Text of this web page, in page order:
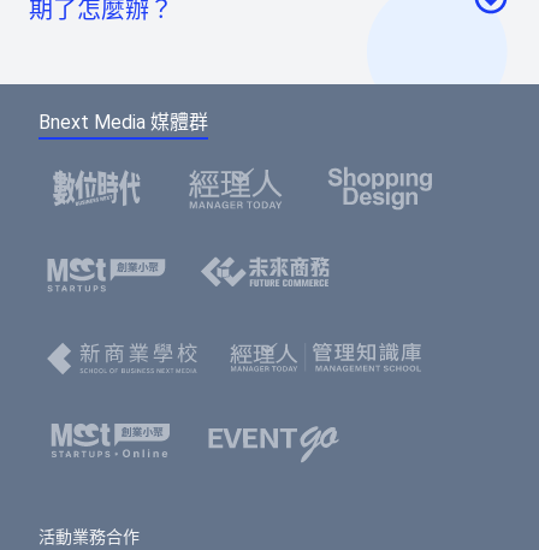
入。（若您尚未成為BNEXTMEDIA會員，請點選
下方的註冊按鈕，即可註冊會員帳號。）
選擇您欲報名的票種及張數後，點選「確認」按
鈕。
名表單中，加速您的報名流程。
寫每個人的資料，或只填寫一位代表人資料。若
完成後，點選「確認」按鈕。
款成功。
期了怎麼辦？
費用，系統無法為您保留席次，要參加活動請重新
Bnext Media 媒體群
活動業務合作